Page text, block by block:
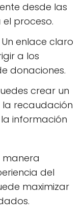
desde las
el proceso.
Un enlace claro
a los
donaciones.
crear un
recaudación
información
manera
del
maximizar